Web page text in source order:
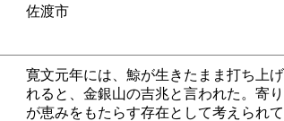
佐渡市
寛文元年には、鯨が生きたまま打ち上
れると、金銀山の吉兆と言われた。寄
が恵みをもたらす存在として考えられ